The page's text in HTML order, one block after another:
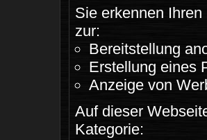
Sie erkennen
zur:
Bereitstellung
Erstellung eines
Anzeige von
Auf dieser
Kategorie: